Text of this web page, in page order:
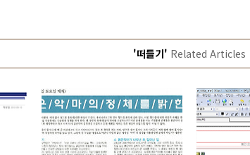
'떠들기' Related Articles